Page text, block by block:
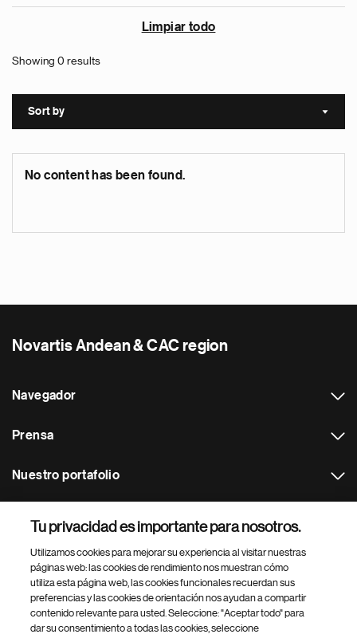
Limpiar todo
Showing 0 results
Sort by Sort
No content has been found.
Novartis Andean & CAC region
Navegador
Prensa
Nuestro portafolio
Footer Site Search
Tu privacidad es importante para nosotros.
Utilizamos cookies para mejorar su experiencia al visitar nuestras
páginas web: las cookies de rendimiento nos muestran cómo
utiliza esta página web, las cookies funcionales recuerdan sus
preferencias y las cookies de orientación nos ayudan a compartir
contenido relevante para usted. Seleccione: "Aceptar todo" para
dar su consentimiento a todas las cookies, seleccione